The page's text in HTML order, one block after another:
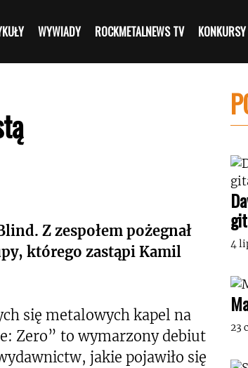
WYWIADY ROCKMETALNEWS TV KONKURSY
Z zespołem pożegnał
którego zastąpi Kamil
się metalowych kapel na
Zero” to wymarzony debiut
jakie pojawiło się
4
23